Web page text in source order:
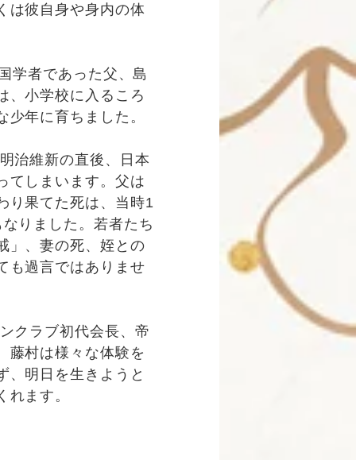
は彼自身や身内の体
学者であった父、島
、小学校に入るころ
年に育ちました。
治維新の直後、日本
てしまいます。父は
り果てた死は、当時1
りました。若者たち
」、妻の死、姪との
も過言ではありませ
クラブ初代会長、帝
藤村は様々な体験を
、明日を生きようと
ます。